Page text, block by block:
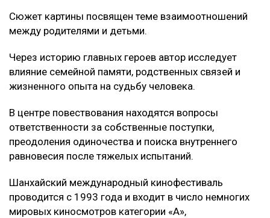
Сюжет картины посвящен теме взаимоотношений
между родителями и детьми.
Через историю главных героев автор исследует
влияние семейной памяти, родственных связей и
жизненного опыта на судьбу человека.
В центре повествования находятся вопросы
ответственности за собственные поступки,
преодоления одиночества и поиска внутреннего
равновесия после тяжелых испытаний.
Шанхайский международный кинофестиваль
проводится с 1993 года и входит в число немногих
мировых киносмотров категории «А»,